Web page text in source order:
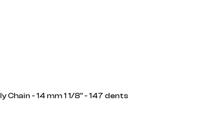
- 14 mm 1 1/8" - 147 dents